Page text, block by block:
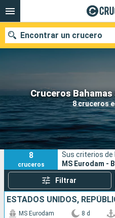
Cruceros
8 cruceros
Encontrar un crucero
Nuestros destinos
Fecha de salida
Puertos
8
cruceros
Sus criterios de
MS Eurodam -
Filtrar
MS Eurodam 8 d